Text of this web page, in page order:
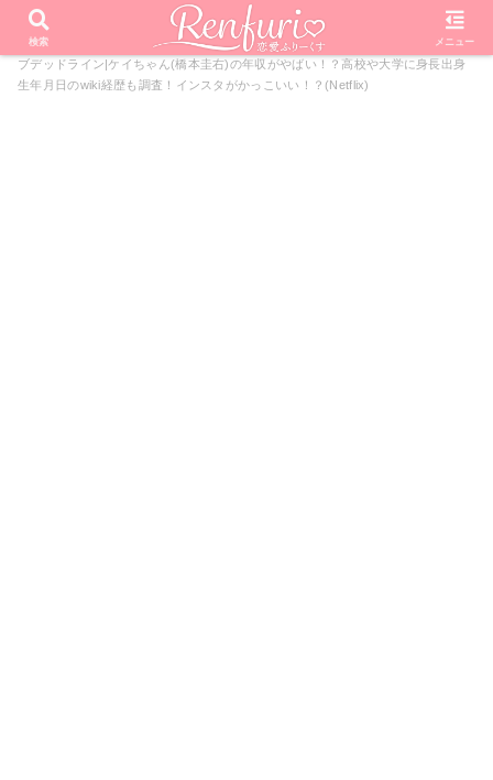
PR
ホーム 恋愛リアリティーショー ラブデッドライン
ラ
ブデッドライン|ケイちゃん(橋本圭右)の年収がやばい！？高校や大学に身長出身
生年月日のwiki経歴も調査！インスタがかっこいい！？(Netflix)
検索 メニュー